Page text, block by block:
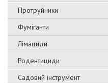
Протруйники
Фуміганти
Лімациди
Родентициди
Садовий інструмент